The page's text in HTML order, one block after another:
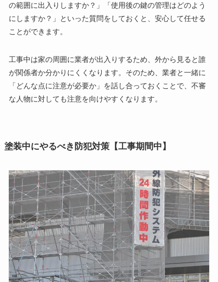
の範囲に出入りしますか？」「使用後の鍵の管理はどのよう
にしますか？」といった質問をしておくと、安心して任せる
ことができます。
工事中は家の周囲に業者が出入りするため、外から見ると誰
が関係者か分かりにくくなります。そのため、業者と一緒に
「どんな点に注意が必要か」を話し合っておくことで、不審
な人物に対しても注意を向けやすくなります。
塗装中にやるべき防犯対策【工事期間中】